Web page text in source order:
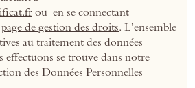
ou en se connectant
page de gestion des droits. L’ensemble
au traitement des données
effectuons se trouve dans notre
des Données Personnelles